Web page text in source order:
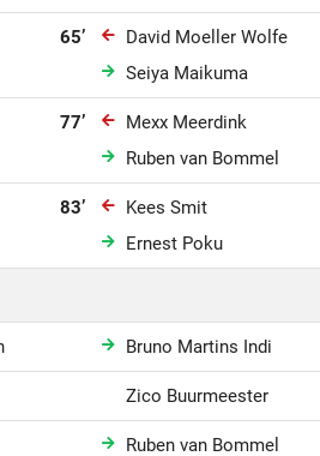
65’
David Moeller Wolfe
Seiya Maikuma
77’
Mexx Meerdink
Ruben van Bommel
83’
Kees Smit
Ernest Poku
Bruno Martins Indi
Zico Buurmeester
Ruben van Bommel